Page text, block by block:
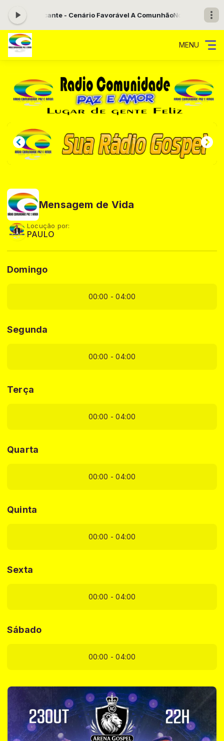
Cavalcante - Cenário Favorável A ComunhãoNoite de Adoração
MENU
Mensagem de Vida
Locução por:
PAULO
Domingo
00:00 - 04:00
Segunda
00:00 - 04:00
Terça
00:00 - 04:00
Quarta
00:00 - 04:00
Quinta
00:00 - 04:00
Sexta
00:00 - 04:00
Sábado
00:00 - 04:00